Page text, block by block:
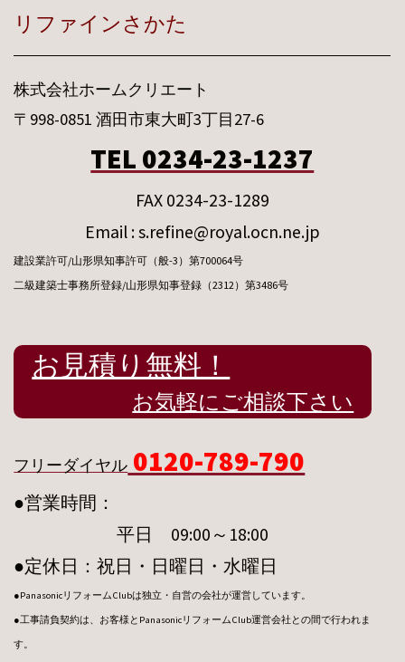
リファインさかた
株式会社ホームクリエート
〒998-0851 酒田市東大町3丁目27-6
TEL 0234-23-1237
FAX 0234-23-1289
Email : s.refine@royal.ocn.ne.jp
建設業許可/山形県知事許可（般-3）第700064号
二級建築士事務所登録/山形県知事登録（2312）第3486号
お見積り無料！
お気軽にご相談下さい
フリーダイヤル 0120-789-790
●営業時間：
平日 09:00～18:00
●定休日：祝日・日曜日・水曜日
●PanasonicリフォームClubは独立・自営の会社が運営しています。
●工事請負契約は、お客様とPanasonicリフォームClub運営会社との間で行われま
す。